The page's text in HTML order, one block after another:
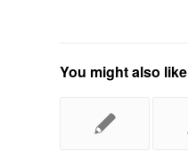
You might also like